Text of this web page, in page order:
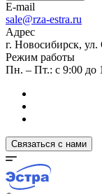
E-mail
sale@rza-estra.ru
Адрес
г. Новосибирск,
Режим работы
Пн. – Пт.: с 9:00 до
Связаться с нами